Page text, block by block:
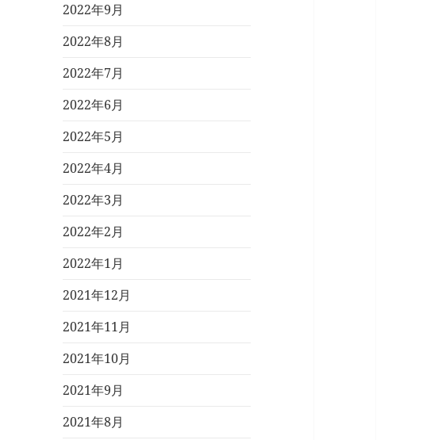
2022年9月
2022年8月
2022年7月
2022年6月
2022年5月
2022年4月
2022年3月
2022年2月
2022年1月
2021年12月
2021年11月
2021年10月
2021年9月
2021年8月